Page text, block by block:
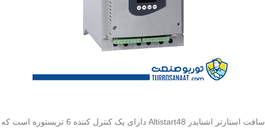
سافت استارتر اشنایدر Altistart48 دارای یک کنترل کننده 6 تریستوره است که